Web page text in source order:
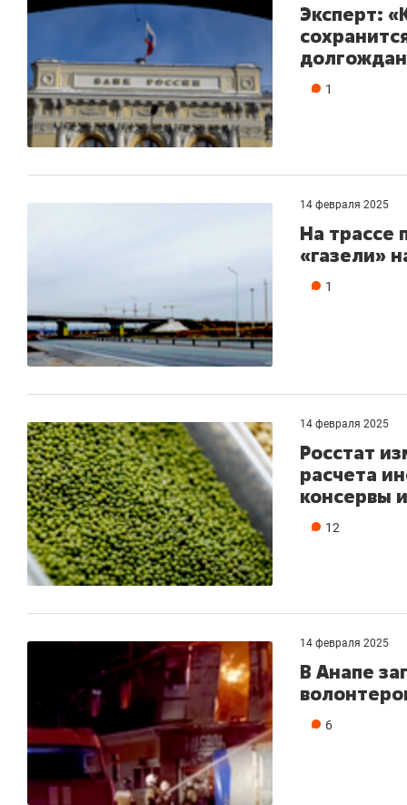
Эксперт:
1
14 февраля 2025
На трассе
«газели»
1
14 февраля 2025
Росстат
расчета
консервы
12
14 февраля 2025
В Анапе
6